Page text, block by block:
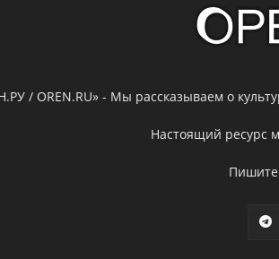
/ OREN.RU» - Мы рассказываем о
Настоящий ресурс